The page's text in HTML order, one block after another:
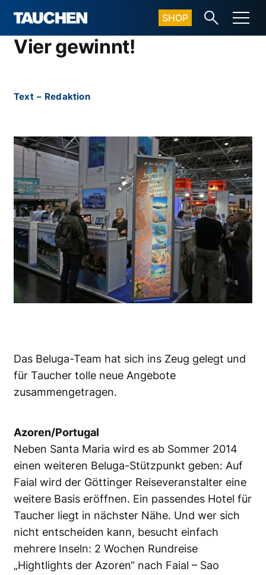
SHOP
Vier gewinnt!
Text – Redaktion
Das Beluga-Team hat sich ins Zeug gelegt und
für Taucher tolle neue Angebote
zusammengetragen.
Azoren/Portugal
Neben Santa Maria wird es ab Sommer 2014
einen weiteren Beluga-Stützpunkt geben: Auf
Faial wird der Göttinger Reiseveranstalter eine
weitere Basis eröffnen. Ein passendes Hotel für
Taucher liegt in nächster Nähe. Und wer sich
nicht entscheiden kann, besucht einfach
mehrere Inseln: 2 Wochen Rundreise
„Hightlights der Azoren“ nach Faial – Sao